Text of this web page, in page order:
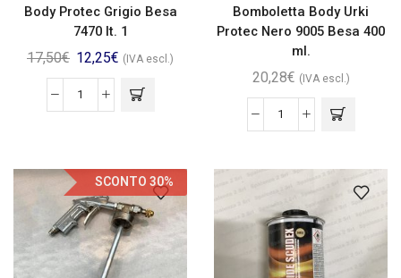
Body Protec Grigio Besa
7470 lt. 1
17,50€ 12,25€ (IVA escl.)
Bomboletta Body Urki
Protec Nero 9005 Besa 400
ml.
20,28€ (IVA escl.)
SCONTO 30%